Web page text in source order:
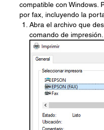
compatible con Windows.
por fax, incluyendo la
Abra el archivo que
comando de